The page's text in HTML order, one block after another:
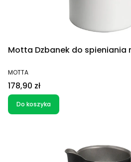
Motta Dzbanek do spieniania
PRODUCENT
MOTTA
Cena
178,90 zł
Do koszyka